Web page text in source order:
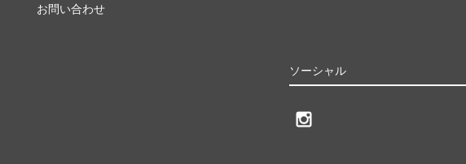
お問い合わせ
ソーシャル